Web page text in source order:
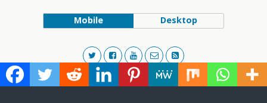
Mobile Desktop